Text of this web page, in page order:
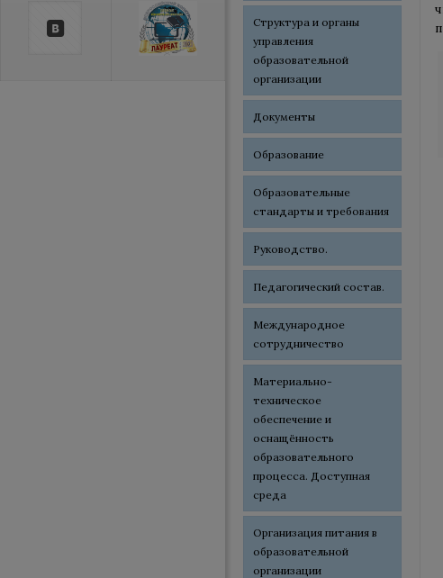
Структура и органы
управления
образовательной
организации
Документы
Образование
Образовательные
стандарты и требования
Руководство.
Педагогический состав.
Международное
сотрудничество
Материально-
техническое
обеспечение и
оснащённость
образовательного
процесса. Доступная
среда
Организация питания в
образовательной
организации